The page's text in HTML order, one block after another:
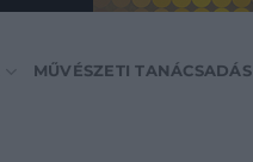
MŰVÉSZETI TANÁCSADÁS